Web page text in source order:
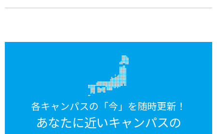
各キャンパスの「今」を随時更新！
あなたに近いキャンパスの